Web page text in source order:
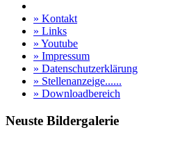
» Kontakt
» Links
» Youtube
» Impressum
» Datenschutzerklärung
» Stellenanzeige......
» Downloadbereich
Neuste Bildergalerie